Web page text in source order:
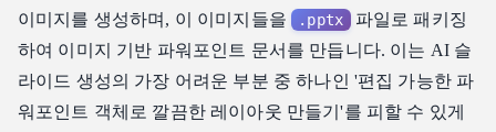
이미지를 생성하며, 이 이미지들을 .pptx 파일로 패키징
하여 이미지 기반 파워포인트 문서를 만듭니다. 이는 AI 슬
라이드 생성의 가장 어려운 부분 중 하나인 '편집 가능한 파
워포인트 객체로 깔끔한 레이아웃 만들기'를 피할 수 있게